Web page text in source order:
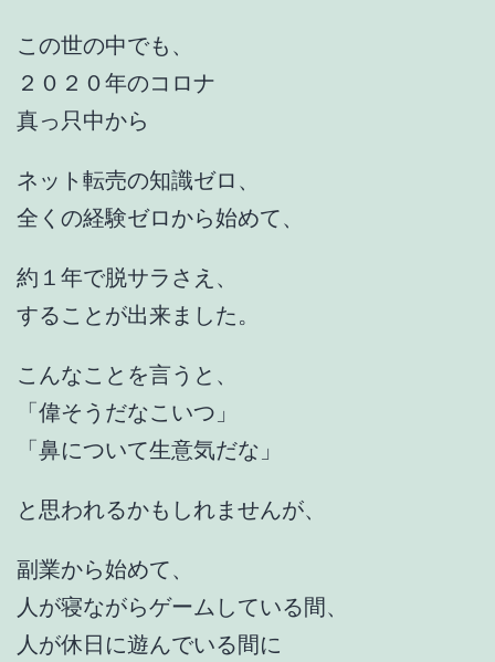
この世の中でも、
２０２０年のコロナ
真っ只中から
ネット転売の知識ゼロ、
全くの経験ゼロから始めて、
約１年で脱サラさえ、
することが出来ました。
こんなことを言うと、
「偉そうだなこいつ」
「鼻について生意気だな」
と思われるかもしれませんが、
副業から始めて、
人が寝ながらゲームしている間、
人が休日に遊んでいる間に